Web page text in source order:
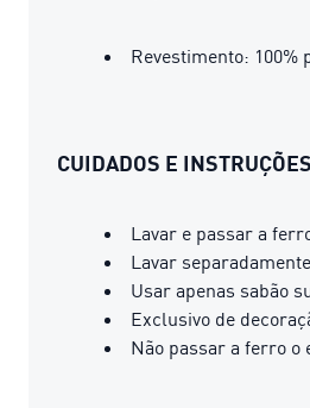
Revestimento: 100%
CUIDADOS E INSTRUÇÕES
Lavar e passar a
Lavar separadamente
Usar apenas sabão
Exclusivo de
Não passar a ferro o